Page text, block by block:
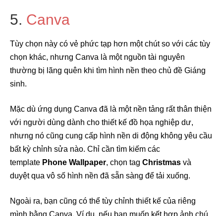
5. Canva
Tùy chọn này có vẻ phức tạp hơn một chút so với các tùy
chọn khác, nhưng Canva là một nguồn tài nguyên
thường bị lãng quên khi tìm hình nền theo chủ đề Giáng
sinh.
Mặc dù ứng dụng Canva đã là một nền tảng rất thân thiện
với người dùng dành cho thiết kế đồ họa nghiệp dư,
nhưng nó cũng cung cấp hình nền di động không yêu cầu
bất kỳ chỉnh sửa nào. Chỉ cần tìm kiếm các
template Phone Wallpaper, chọn tag Christmas và
duyệt qua vô số hình nền đã sẵn sàng để tải xuống.
Ngoài ra, bạn cũng có thể tùy chỉnh thiết kế của riêng
mình bằng Canva. Ví dụ, nếu bạn muốn kết hợp ảnh chú